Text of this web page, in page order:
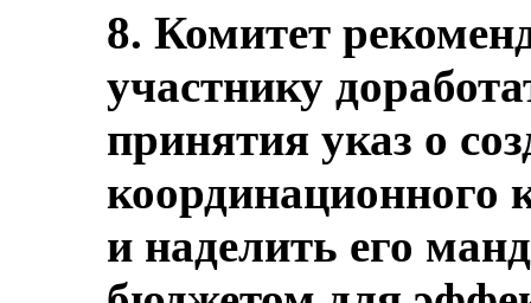
8. Комитет
участнику
принятия указ о
координационного
и наделить его